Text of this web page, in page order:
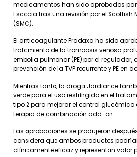
medicamentos han sido aprobados
Escocia tras una revisión por el Scottish
(SMC).
El anticoagulante Pradaxa ha sido
tratamiento de la trombosis venosa
embolia pulmonar (PE) por el regulador,
prevención de la TVP recurrente y PE en
Mientras tanto, la droga Jardiance
verde para el uso restringido en el
tipo 2 para mejorar el control
terapia de combinación add-on.
Las aprobaciones se produjeron
considera que ambos productos
clínicamente eficaz y representan valor